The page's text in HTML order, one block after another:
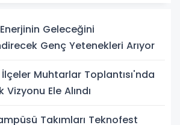
Enerjinin Geleceğini
Genç Yetenekleri Arıyor
Muhtarlar Toplantısı'nda
Vizyonu Ele Alındı
Takımları Teknofest